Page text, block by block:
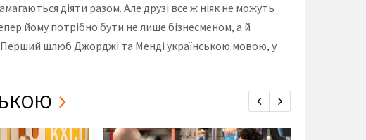
діяти разом. Але друзі все ж ніяк не можуть
йому потрібно бути не лише бізнесменом, а й
Перший шлюб Джорджі та Менді українською мовою, у